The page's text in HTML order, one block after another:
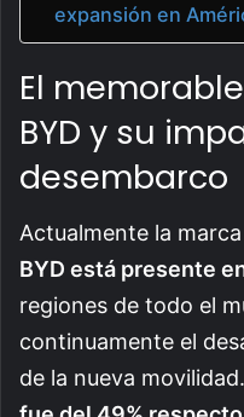
expansión en
El
BYD y su
desembarco
Actualmente la
BYD está presente
regiones de todo el
continuamente el
de la nueva movilidad.